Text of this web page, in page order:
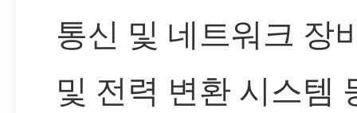
통신 및 네트워크 장
및 전력 변환 시스템